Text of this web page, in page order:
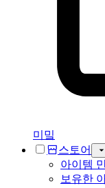
미밐
스토어
아이템
보유한